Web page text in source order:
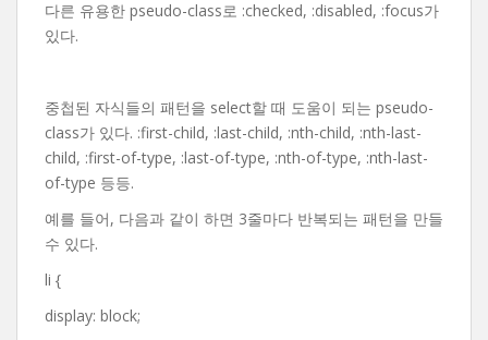
다른 유용한 pseudo-class로 :checked, :disabled, :focus가
있다.
중첩된 자식들의 패턴을 select할 때 도움이 되는 pseudo-
class가 있다. :first-child, :last-child, :nth-child, :nth-last-
child, :first-of-type, :last-of-type, :nth-of-type, :nth-last-
of-type 등등.
예를 들어, 다음과 같이 하면 3줄마다 반복되는 패턴을 만들
수 있다.
li {
display: block;